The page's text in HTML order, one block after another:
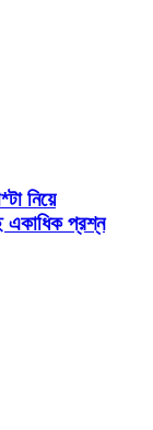
নিয়ে
একাধিক প্রশ্ন